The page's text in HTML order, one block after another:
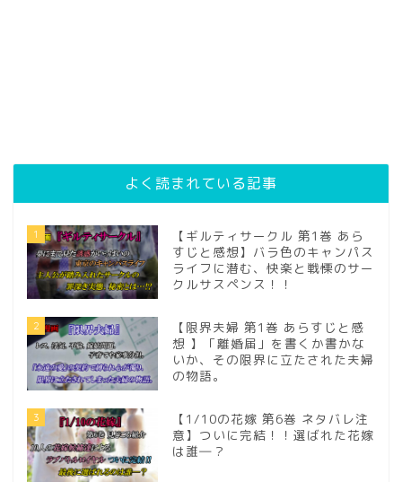
よく読まれている記事
1
【ギルティサークル 第1巻 あら
すじと感想】バラ色のキャンパス
ライフに潜む、快楽と戦慄のサー
クルサスペンス！！
2
【限界夫婦 第1巻 あらすじと感
想 】「離婚届」を書くか書かな
いか、その限界に立たされた夫婦
の物語。
3
【1/10の花嫁 第6巻 ネタバレ注
意】ついに完結！！選ばれた花嫁
は誰―？